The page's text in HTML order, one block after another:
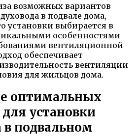
возможных вариантов
в подвале дома,
установки выбирается в
особенностями
вентиляционной
обеспечивает
вентиляции
для жильцов дома.
оптимальных
установки
в подвальном